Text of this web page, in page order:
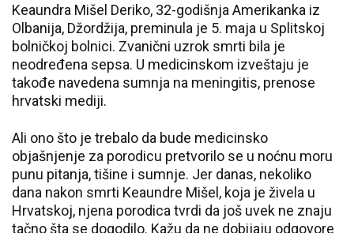
Keaundra Mišel Deriko, 32-godišnja Amerikanka iz
Olbanija, Džordžija, preminula je 5. maja u Splitskoj
bolničkoj bolnici. Zvanični uzrok smrti bila je
neodređena sepsa. U medicinskom izveštaju je
takođe navedena sumnja na meningitis, prenose
hrvatski mediji.
Ali ono što je trebalo da bude medicinsko
objašnjenje za porodicu pretvorilo se u noćnu moru
punu pitanja, tišine i sumnje. Jer danas, nekoliko
dana nakon smrti Keaundre Mišel, koja je živela u
Hrvatskoj, njena porodica tvrdi da još uvek ne znaju
tačno šta se dogodilo. Kažu da ne dobijaju odgovore